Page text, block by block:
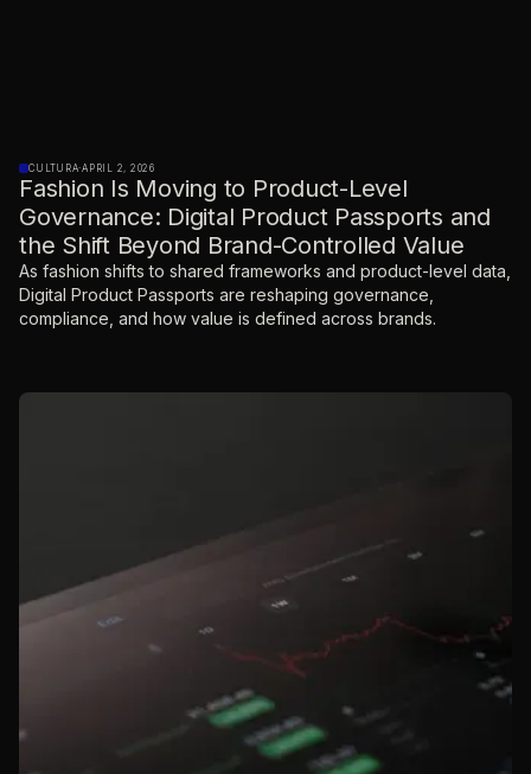
CULTURA·APRIL 2, 2026
Fashion Is Moving to Product-Level
Governance: Digital Product Passports and
the Shift Beyond Brand-Controlled Value
As fashion shifts to shared frameworks and product-level data,
Digital Product Passports are reshaping governance,
compliance, and how value is defined across brands.